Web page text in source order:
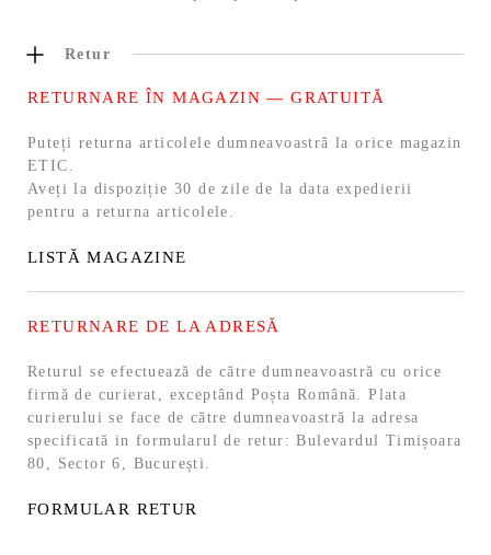
Retur
RETURNARE ÎN MAGAZIN — GRATUITĂ
Puteți returna articolele dumneavoastră la orice magazin
ETIC.
Aveți la dispoziție 30 de zile de la data expedierii
pentru a returna articolele.
LISTĂ MAGAZINE
RETURNARE DE LA ADRESĂ
Returul se efectuează de către dumneavoastră cu orice
firmă de curierat, exceptând Poșta Română. Plata
curierului se face de către dumneavoastră la adresa
specificată in formularul de retur: Bulevardul Timișoara
80, Sector 6, București.
FORMULAR RETUR